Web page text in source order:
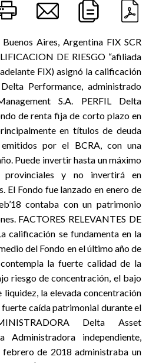
Aires, Argentina FIX SCR
DE RIESGO “afiliada
FIX) asignó la calificación
Performance, administrado
S.A. PERFIL Delta
de renta fija de corto plazo en
en títulos de deuda
por el BCRA, con una
Puede invertir hasta un máximo
y no invertirá en
El Fondo fue lanzado en enero de
contaba con un patrimonio
FACTORES RELEVANTES DE
calificación se fundamenta en la
del Fondo en el último año de
la fuerte calidad de la
riesgo de concentración, el bajo
liquidez, la elevada concentración
caída patrimonial durante el
Delta Asset
Administradora independiente,
de 2018 administraba un